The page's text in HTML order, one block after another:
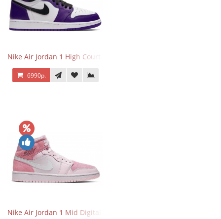
Nike Air Jordan 1 High Court Purple 2.0
6990р.
Nike Air Jordan 1 Mid Digital Pink